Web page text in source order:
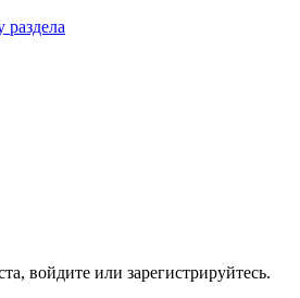
войдите или зарегистрируйтесь.